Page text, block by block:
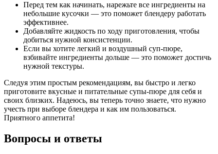
Перед тем как начинать, нарежьте все ингредиенты на
небольшие кусочки — это поможет блендеру работать
эффективнее.
Добавляйте жидкость по ходу приготовления, чтобы
добиться нужной консистенции.
Если вы хотите легкий и воздушный суп-пюре,
взбивайте ингредиенты дольше — это поможет достичь
нужной текстуры.
Следуя этим простым рекомендациям, вы быстро и легко
приготовите вкусные и питательные супы-пюре для себя и
своих близких. Надеюсь, вы теперь точно знаете, что нужно
учесть при выборе блендера и как им пользоваться.
Приятного аппетита!
Вопросы и ответы